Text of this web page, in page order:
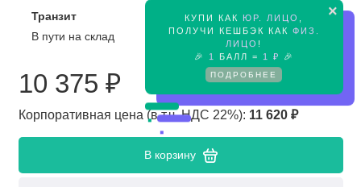
×
КУПИ КАК ЮР. ЛИЦО
ПОЛУЧИ КЕШБЭК КАК ФИЗ.
ЛИЦО !
🎉
1 БАЛЛ = 1 ₽ 🎉
ПОДРОБНЕЕ
Транзит
Предзаказ
В пути на склад
10 375 ₽
Корпоративная цена (в т.ч. НДС 22%): 11 620 ₽
В корзину